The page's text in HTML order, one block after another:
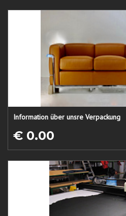
Information über unsre Verpackung
€ 0.00